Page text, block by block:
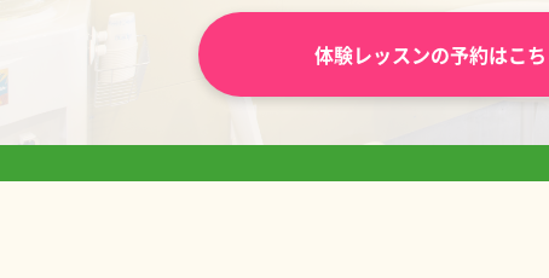
体験レッスンの予約はこ